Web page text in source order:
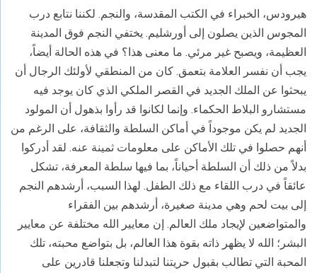
هيرودس، الخبراء في الكتب المقدسة، والنجم. لكننا نتابع درب
المجوس الذين يصلون إلى أورشليم. يختفي النجم فوق المدينة
العظيمة، ويصبح غير مرئي. ما معنى هذا؟ في هذه الحالة أيضاً،
يجب أن نفسر العلامة بتعمق. كان من المنطقي لأولئك الرجال أن
يبحثوا عن الملك الجديد في القصر الملكي الذي كان يوجد فيه
مستشارو البلاط الحكماء. وإنما لكانوا قد رأوا بذهول أن المولود
الجديد لم يكن موجوداً في أماكن السلطة والثقافة، على الرغم من
أنهم حصلوا في تلك الأماكن على معلومات ثمينة عنه. لقد أدركوا
بدلاً من ذلك أن السلطة أحياناً، بما فيها سلطة المعرفة، تشكل
عائقاً في درب اللقاء مع ذلك الطفل. لهذا السبب، أرشدهم النجم
إلى بيت لحم وهي مدينة صغيرة، أرشدهم بين الفقراء
والمتواضعين لإيجاد ملك العالم. إن معايير الله مختلفة عن معايير
البشر؛ الله لا يظهر ذاته بقوة هذا العالم، بل بتواضع محبته، تلك
المحبة التي تطالب بقبول حريتنا لتبدلنا وتجعلنا قادرين على